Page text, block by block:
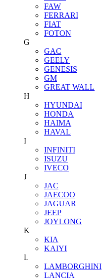
FAW
FERRARI
FIAT
FOTON
G
GAC
GEELY
GENESIS
GM
GREAT WALL
H
HYUNDAI
HONDA
HAIMA
HAVAL
I
INFINITI
ISUZU
IVECO
J
JAC
JAECOO
JAGUAR
JEEP
JOYLONG
K
KIA
KAIYI
L
LAMBORGHINI
LANCIA